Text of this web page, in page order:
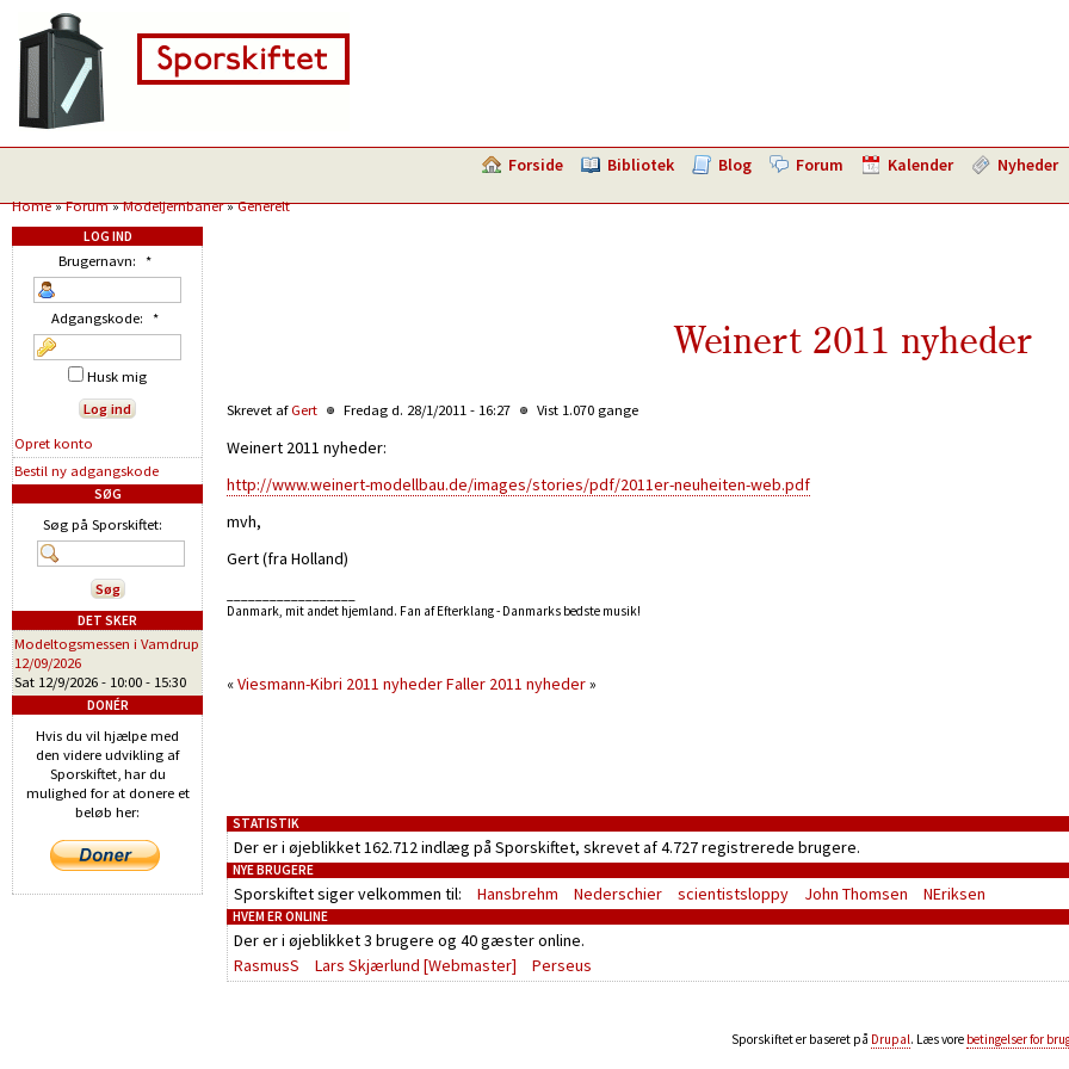
Forside Bibliotek Blog Forum Kalender Nyheder
Home»Forum»Modeljernbaner»Generelt
Weinert 2011 nyheder
Skrevet af Gert Fredag d. 28/1/2011 - 16:27 Vist 1.070 gange
Weinert 2011 nyheder:
http://www.weinert-modellbau.de/images/stories/pdf/2011er-neuheiten-web.pdf
mvh,
Gert (fra Holland)
Danmark, mit andet hjemland. Fan af Efterklang - Danmarks bedste musik!
«Viesmann-Kibri 2011 nyhederFaller 2011 nyheder»
STATISTIK
Der er i øjeblikket 162.712 indlæg på Sporskiftet, skrevet af 4.727 registrerede brugere.
NYE BRUGERE
Sporskiftet siger velkommen til: Hansbrehm Nederschier scientistsloppy John Thomsen NEriksen
HVEM ER ONLINE
Der er i øjeblikket3 brugere og 40 gæsteronline.
RasmusS
Lars Skjærlund [Webmaster] Perseus
Sporskiftet er baseret på Drupal. Læs vore betingelser for
LOG IND
Brugernavn: *
Adgangskode: *
Husk mig
Opret konto
Bestil ny adgangskode
SØG
Søg på Sporskiftet:
DET SKER
Modeltogsmessen i Vamdrup
12/09/2026
Sat 12/9/2026 - 10:00 - 15:30
DONÉR
Hvis du vil hjælpe med
den videre udvikling af
Sporskiftet, har du
mulighed for at donere et
beløb her: